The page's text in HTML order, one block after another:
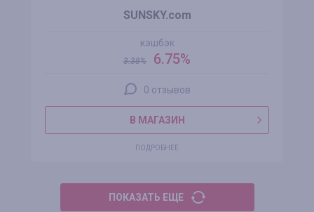
SUNSKY.com
кэшбэк
3.38% 6.75%
0 отзывов
В МАГАЗИН
ПОДРОБНЕЕ
ПОКАЗАТЬ ЕЩЕ